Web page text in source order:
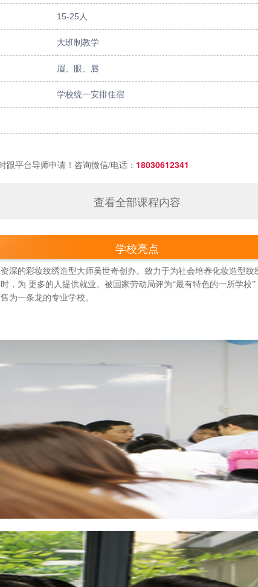
15-25人
大班制教学
眉、眼、唇
学校统一安排住宿
跟平台导师申请！咨询微信/电话： 18030612341
查看全部课程内容
学校亮点
深的彩妆纹绣造型大师吴世奇创办。致力于为社会培养化妆造型
为 更多的人提供就业。被国家劳动局评为“最有特色的一所学校
为一条龙的专业学校。